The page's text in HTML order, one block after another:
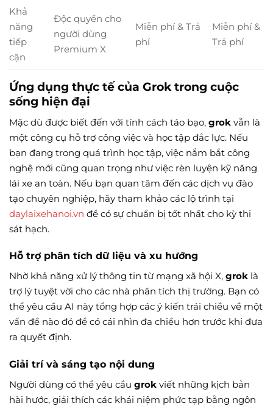
Khả
năng
tiếp
cận
Độc quyền cho
người dùng
Premium X
Miễn phí & Trả
phí
Miễn phí &
Trả phí
Ứng dụng thực tế của Grok trong cuộc
sống hiện đại
Mặc dù được biết đến với tính cách táo bạo, grok vẫn là
một công cụ hỗ trợ công việc và học tập đắc lực. Nếu
bạn đang trong quá trình học tập, việc nắm bắt công
nghệ mới cũng quan trọng như việc rèn luyện kỹ năng
lái xe an toàn. Nếu bạn quan tâm đến các dịch vụ đào
tạo chuyên nghiệp, hãy tham khảo các lộ trình tại
daylaixehanoi.vn để có sự chuẩn bị tốt nhất cho kỳ thi
sát hạch.
Hỗ trợ phân tích dữ liệu và xu hướng
Nhờ khả năng xử lý thông tin từ mạng xã hội X, grok là
trợ lý tuyệt vời cho các nhà phân tích thị trường. Bạn có
thể yêu cầu AI này tổng hợp các ý kiến trái chiều về một
vấn đề nào đó để có cái nhìn đa chiều hơn trước khi đưa
ra quyết định.
Giải trí và sáng tạo nội dung
Người dùng có thể yêu cầu grok viết những kịch bản
hài hước, giải thích các khái niệm phức tạp bằng ngôn